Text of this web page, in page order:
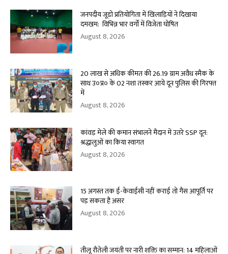
जनपदीय जूडो प्रतियोगिता में खिलाड़ियों ने दिखाया
दमखम: विभिन्न भार वर्गों में विजेता घोषित
August 8, 2026
20 लाख से अधिक कीमत की 26.19 ग्राम अवैध स्मैक के
साथ उ०प्र० के 02 नशा तस्कर आये दून पुलिस की गिरफ्त
में
August 8, 2026
कांवड़ मेले की कमान संभालने मैदान में उतरे SSP दून:
श्रद्धालुओं का किया स्वागत
August 8, 2026
15 अगस्त तक ई-केवाईसी नहीं कराई तो गैस आपूर्ति पर
पड़ सकता है असर
August 8, 2026
तीलू रौतेली जयंती पर नारी शक्ति का सम्मान: 14 महिलाओं